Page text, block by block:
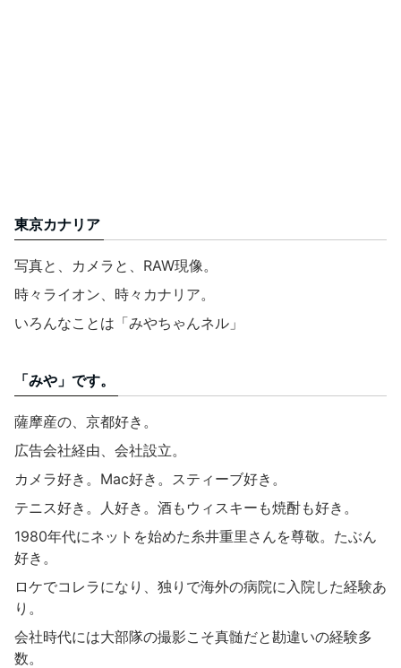
東京カナリア
写真と、カメラと、RAW現像。
時々ライオン、時々カナリア。
いろんなことは「みやちゃんネル」
「みや」です。
薩摩産の、京都好き。
広告会社経由、会社設立。
カメラ好き。Mac好き。スティーブ好き。
テニス好き。人好き。酒もウィスキーも焼酎も好き。
1980年代にネットを始めた糸井重里さんを尊敬。たぶん
好き。
ロケでコレラになり、独りで海外の病院に入院した経験あ
り。
会社時代には大部隊の撮影こそ真髄だと勘違いの経験多
数。